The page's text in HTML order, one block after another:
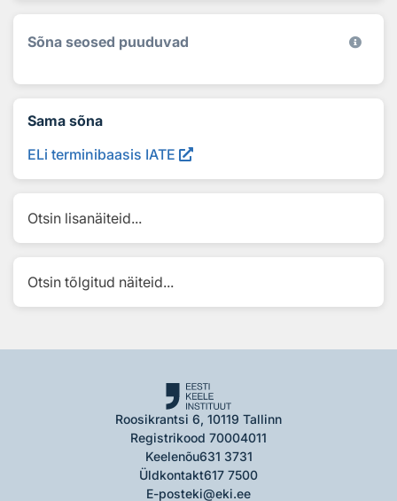
Sõna seosed puuduvad
Sama sõna
ELi terminibaasis IATE
Otsin lisanäiteid...
Otsin tõlgitud näiteid...
Roosikrantsi 6, 10119 Tallinn
Registrikood 70004011
Keelenõu631 3731
Üldkontakt617 7500
E-posteki@eki.ee